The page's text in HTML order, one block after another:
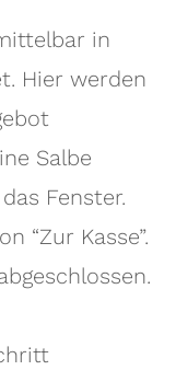
in
Hier werden
Salbe
Fenster.
“Zur Kasse”.